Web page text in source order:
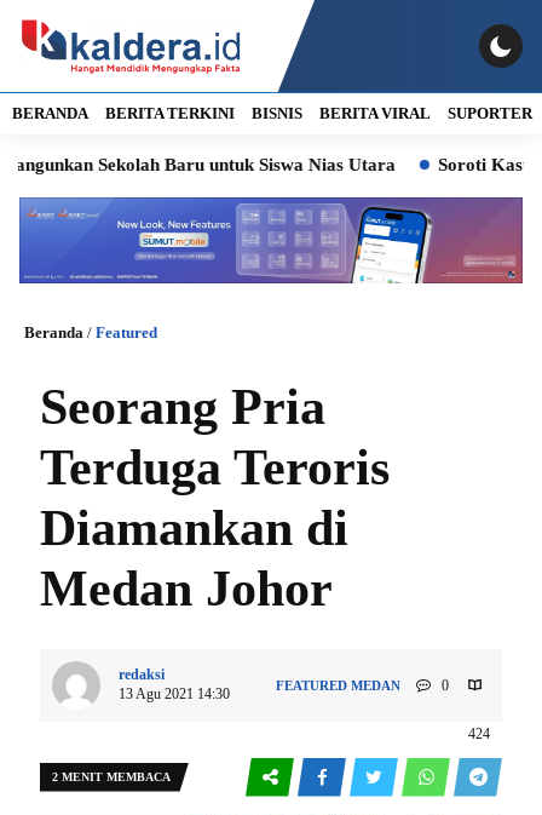
BERANDA BERITA TERKINI BISNIS BERITA VIRAL SUPORTER
Sekolah Baru untuk Siswa Nias Utara Soroti Kasus Lurah
Beranda / Featured
Seorang Pria
Terduga Teroris
Diamankan di
Medan Johor
redaksi
13 Agu 2021 14:30
FEATURED MEDAN 0
424
2 MENIT MEMBACA